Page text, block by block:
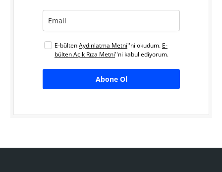
E-bültenAydınlatma Metni''ni okudum. E-
bülten Açık Rıza Metni''ni kabul ediyorum.
Abone Ol